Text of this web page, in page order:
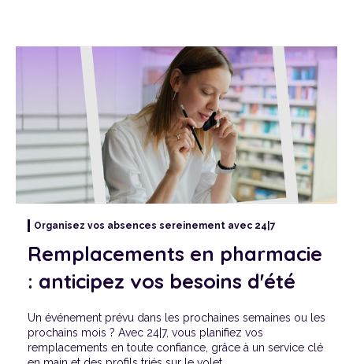
Je suis Candidat
A propos de 24|7
Organisez vos absences sereinement avec 24|7
Remplacements en pharmacie
: anticipez vos besoins d'été
Un événement prévu dans les prochaines semaines ou les
prochains mois ? Avec 24|7, vous planifiez vos
remplacements en toute confiance, grâce à un service clé